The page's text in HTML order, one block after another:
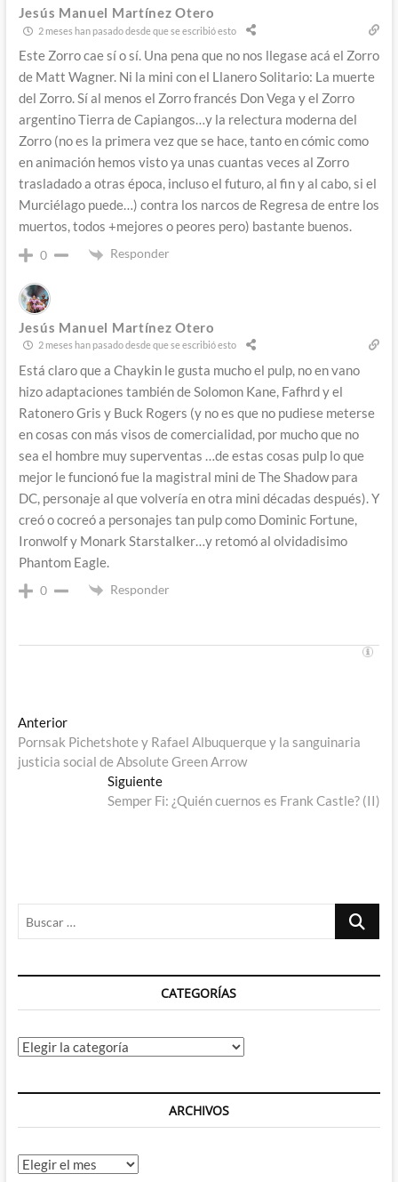
Jesús Manuel Martínez Otero
2 meses han pasado desde que se escribió esto
Este Zorro cae sí o sí. Una pena que no nos llegase acá el Zorro
de Matt Wagner. Ni la mini con el Llanero Solitario: La muerte
del Zorro. Sí al menos el Zorro francés Don Vega y el Zorro
argentino Tierra de Capiangos…y la relectura moderna del
Zorro (no es la primera vez que se hace, tanto en cómic como
en animación hemos visto ya unas cuantas veces al Zorro
trasladado a otras época, incluso el futuro, al fin y al cabo, si el
Murciélago puede…) contra los narcos de Regresa de entre los
muertos, todos +mejores o peores pero) bastante buenos.
0 Responder
Jesús Manuel Martínez Otero
2 meses han pasado desde que se escribió esto
Está claro que a Chaykin le gusta mucho el pulp, no en vano
hizo adaptaciones también de Solomon Kane, Fafhrd y el
Ratonero Gris y Buck Rogers (y no es que no pudiese meterse
en cosas con más visos de comercialidad, por mucho que no
sea el hombre muy superventas …de estas cosas pulp lo que
mejor le funcionó fue la magistral mini de The Shadow para
DC, personaje al que volvería en otra mini décadas después). Y
creó o cocreó a personajes tan pulp como Dominic Fortune,
Ironwolf y Monark Starstalker…y retomó al olvidadisimo
Phantom Eagle.
0 Responder
Navegación
de
entradas
AnteriorEntrada
anterior:
Pornsak Pichetshote y Rafael Albuquerque y la sanguinaria
justicia social de Absolute Green Arrow
SiguienteEntrada
siguiente:
Semper Fi: ¿Quién cuernos es Frank Castle? (II)
Buscar
CATEGORÍAS
Categorías
ARCHIVOS
Archivos